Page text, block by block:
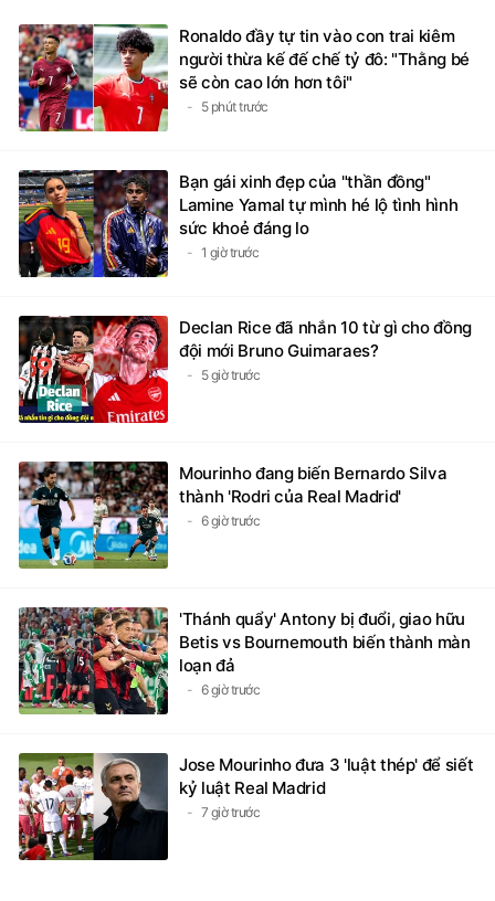
Ronaldo đầy tự tin vào con trai kiêm
người thừa kế đế chế tỷ đô: "Thằng bé
sẽ còn cao lớn hơn tôi"
5 phút trước
Bạn gái xinh đẹp của "thần đồng"
Lamine Yamal tự mình hé lộ tình hình
sức khoẻ đáng lo
1 giờ trước
Declan Rice đã nhắn 10 từ gì cho đồng
đội mới Bruno Guimaraes?
5 giờ trước
Mourinho đang biến Bernardo Silva
thành 'Rodri của Real Madrid'
6 giờ trước
'Thánh quẩy' Antony bị đuổi, giao hữu
Betis vs Bournemouth biến thành màn
loạn đả
6 giờ trước
Jose Mourinho đưa 3 'luật thép' để siết
kỷ luật Real Madrid
7 giờ trước